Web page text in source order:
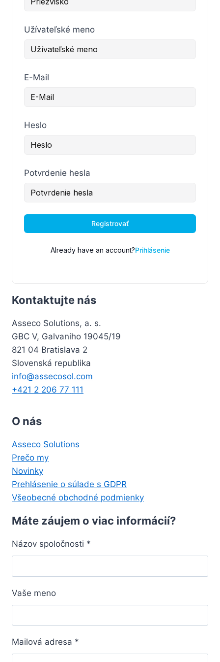
Užívateľské meno
E-Mail
Heslo
Potvrdenie hesla
Registrovať
Already have an account?Prihlásenie
Kontaktujte nás
Asseco Solutions, a. s.
GBC V, Galvaniho 19045/19
821 04 Bratislava 2
Slovenská republika
info@assecosol.com
+421 2 206 77 111
O nás
Asseco Solutions
Prečo my
Novinky
Prehlásenie o súlade s GDPR
Všeobecné obchodné podmienky
Máte záujem o viac informácií?
Názov spoločnosti *
Vaše meno
Mailová adresa *